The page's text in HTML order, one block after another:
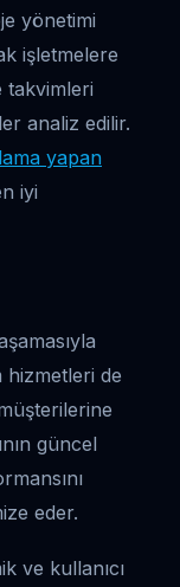
yönetimi
işletmelere
takvimleri
analiz edilir.
yapan
iyi
hizmetleri de
güncel
eder.
ve kullanıcı